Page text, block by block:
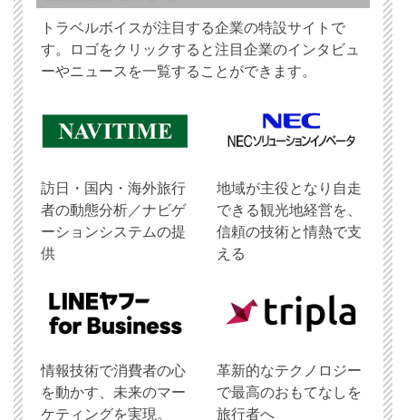
トラベルボイスが注目する企業の特設サイトで
す。ロゴをクリックすると注目企業のインタビュ
ーやニュースを一覧することができます。
訪日・国内・海外旅行
者の動態分析／ナビゲ
ーションシステムの提
供
地域が主役となり自走
できる観光地経営を、
信頼の技術と情熱で支
える
情報技術で消費者の心
を動かす、未来のマー
ケティングを実現。
革新的なテクノロジー
で最高のおもてなしを
旅行者へ